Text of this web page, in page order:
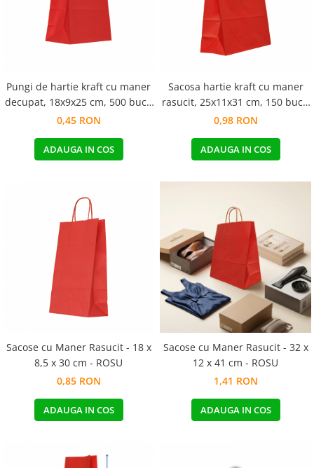
Pungi de hartie kraft cu maner
decupat, 18x9x25 cm, 500 buc -
ROSU
0,45 RON
ADAUGA IN COS
Sacosa hartie kraft cu maner
rasucit, 25x11x31 cm, 150 buc -
ROSU
0,98 RON
ADAUGA IN COS
Sacose cu Maner Rasucit - 18 x
8,5 x 30 cm - ROSU
0,85 RON
ADAUGA IN COS
Sacose cu Maner Rasucit - 32 x
12 x 41 cm - ROSU
1,41 RON
ADAUGA IN COS